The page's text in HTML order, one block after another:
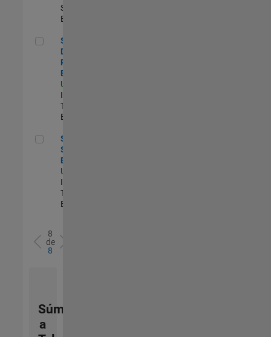
Sales |
Experimentado
Senior Database Reliability Engineer
Senior
Database
Reliability
Engineer
US-MA-Natick
Information
Technology |
Experimentado
Senior Sailpoint IAM Engineer
Senior
Sailpoint IAM
Engineer
US-MA-Natick
Information
Technology |
Experimentado
8
de
8
Súmese
a